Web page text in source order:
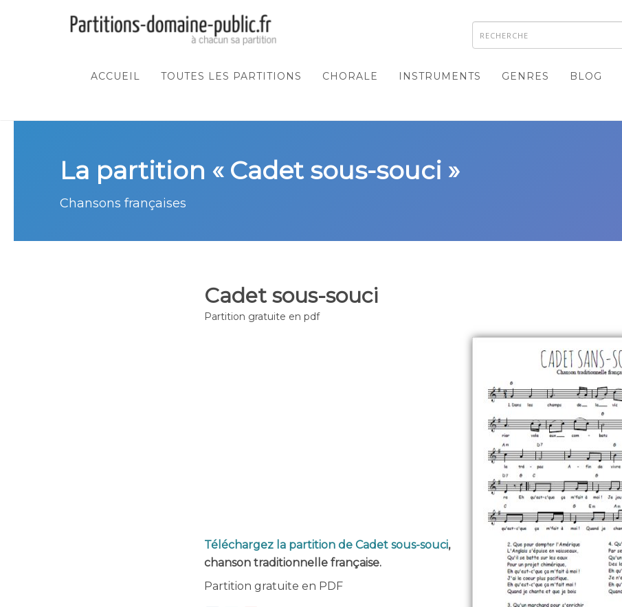
ACCUEIL TOUTES LES PARTITIONS CHORALE INSTRUMENTS GENRES BLOG
La partition « Cadet sous-souci »
Chansons françaises
Cadet sous-souci
Partition gratuite en pdf
Téléchargez la partition de Cadet sous-souci,
chanson traditionnelle française.
Partition gratuite en PDF